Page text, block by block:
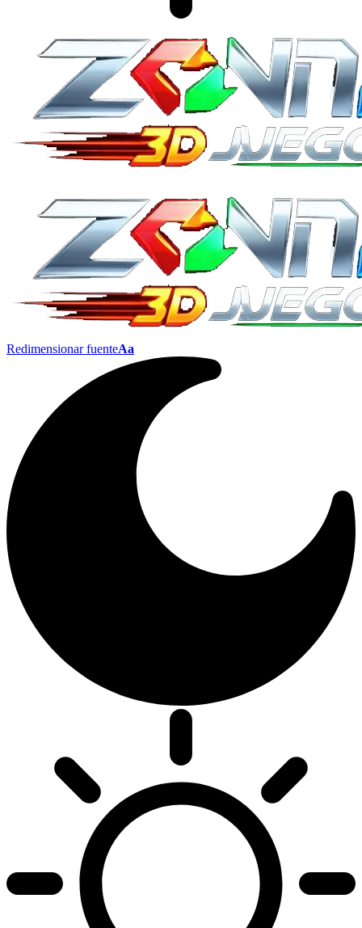
Redimensionar fuenteAa